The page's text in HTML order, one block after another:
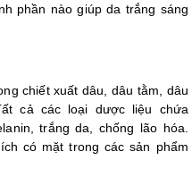
phần nào giúp da trắng sáng
chiết xuất dâu, dâu tằm, dâu
cả các loại dược liệu chứa
trắng da, chống lão hóa.
có mặt trong các sản phẩm